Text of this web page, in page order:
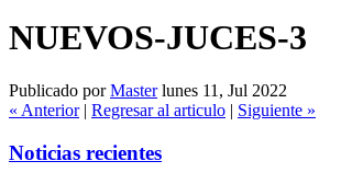
NUEVOS-JUCES-3
Publicado porMaster lunes 11, Jul 2022
« Anterior| Regresar al articulo Siguiente »
Noticias recientes